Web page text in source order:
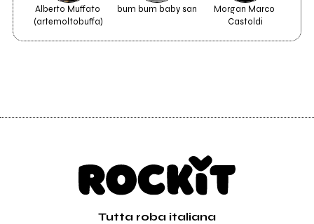
Alberto Muffato
(artemoltobuffa)
bum bum baby san
Morgan Marco
Castoldi
Tutta roba italiana